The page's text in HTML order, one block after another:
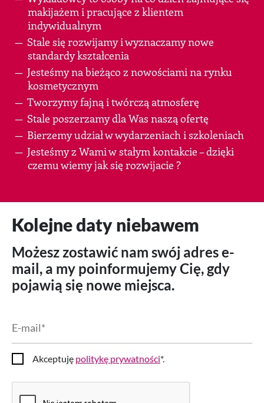
makijażem i pracujące z klientem
indywidualnym
Stale się rozwijamy i wyznaczamy nowe
standardy kształcenia
Jesteśmy na bieżąco z nowościami na rynku
kosmetycznym
Tworzymy fajną i twórczą atmosferę
Stale poszerzamy dla Was naszą ofertę
Bierzemy udział w wydarzeniach i szkoleniach
Jesteśmy z Wami w stałym kontakcie – dzięki
czemu wiemy jak się rozwijacie ?
Kolejne daty niebawem
Możesz zostawić nam swój adres e-
mail, a my poinformujemy Cię, gdy
pojawią się nowe miejsca.
E-
mail *
ZgodaAkceptuję politykę prywatności*.
CAPTCHA